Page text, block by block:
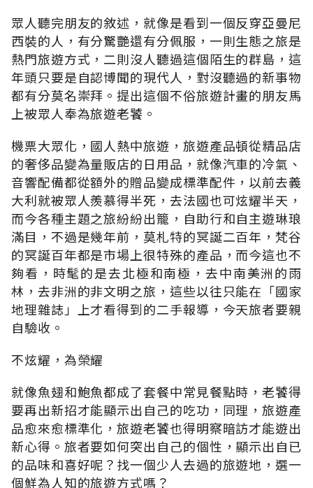
眾人聽完朋友的敘述，就像是看到一個反穿亞曼尼
西裝的人，有分驚艷還有分佩服，一則生態之旅是
熱門旅遊方式，二則沒人聽過這個陌生的群島，這
年頭只要是自認博聞的現代人，對沒聽過的新事物
都有分莫名崇拜。提出這個不俗旅遊計畫的朋友馬
上被眾人奉為旅遊老饕。
機票大眾化，國人熱中旅遊，旅遊產品頓從精品店
的奢侈品變為量販店的日用品，就像汽車的冷氣、
音響配備都從額外的贈品變成標準配件，以前去義
大利就被眾人羨慕得半死，去法國也可炫耀半天，
而今各種主題之旅紛紛出籠，自助行和自主遊琳琅
滿目，不過是幾年前，莫札特的冥誕二百年，梵谷
的冥誕百年都是市場上很特殊的產品，而今這也不
夠看，時髦的是去北極和南極，去中南美洲的雨
林，去非洲的非文明之旅，這些以往只能在「國家
地理雜誌」上才看得到的二手報導，今天旅者要親
自驗收。
不炫耀，為榮耀
就像魚翅和鮑魚都成了套餐中常見餐點時，老饕得
要再出新招才能顯示出自己的吃功，同理，旅遊產
品愈來愈標準化，旅遊老饕也得明察暗訪才能遊出
新心得。旅者要如何突出自己的個性，顯示出自已
的品味和喜好呢？找一個少人去過的旅遊地，選一
個鮮為人知的旅遊方式嗎？